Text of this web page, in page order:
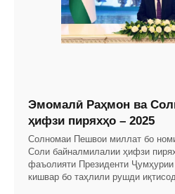
Эмомалӣ Раҳмон ва
ҳифзи пиряхҳо – 2025
Солномаи Пешвои миллат бо
Соли байналмилалии ҳифзи
фаъолияти Президенти Ҷумҳурии
кишвар бо таҳлили рушди